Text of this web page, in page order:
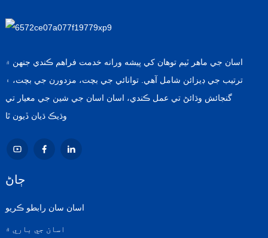
اسان جي ماهر ٽيم توهان کي پيشه ورانه خدمت فراهم ڪندي جنهن ۾
ترتيب جي ڊيزائن شامل آهي. توانائي جي بچت، مزدورن جي بچت، ۽
گنجائش وڌائڻ تي عمل ڪندي، اسان اسان جي شين جي معيار تي
وڌيڪ ڌيان ڏيون ٿا
ڄاڻ
اسان سان رابطو ڪريو
اسان جي باري ۾